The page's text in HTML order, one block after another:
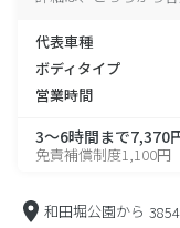
代表車種
ボディタイプ
営業時間
3～6時間まで7,370
免責補償制度1,100円
和田堀公園から